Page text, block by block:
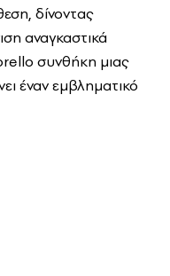
δίνοντας
αναγκαστικά
συνθήκη μιας
έναν εμβληματικό